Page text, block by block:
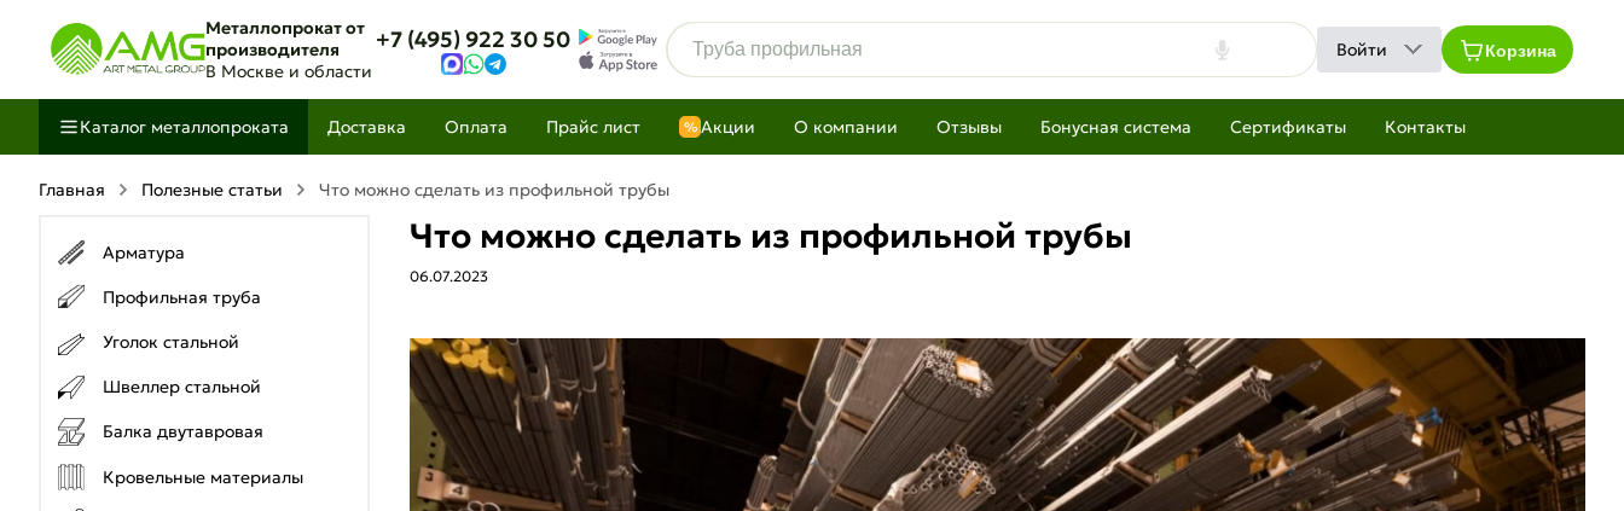
Металлопрокат от
производителя
В Москве и области
+7 (495) 922 30 50 Войти Корзина
Каталог металлопроката Доставка Оплата Прайс лист % Акции О компании Отзывы Бонусная система Сертификаты Контакты
Главная Полезные статьи Что можно сделать из профильной трубы
Арматура
Профильная труба
Уголок стальной
Швеллер стальной
Балка двутавровая
Кровельные материалы
Что можно сделать из профильной трубы
06.07.2023